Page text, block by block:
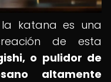
katana es una
de esta
o pulidor de
altamente